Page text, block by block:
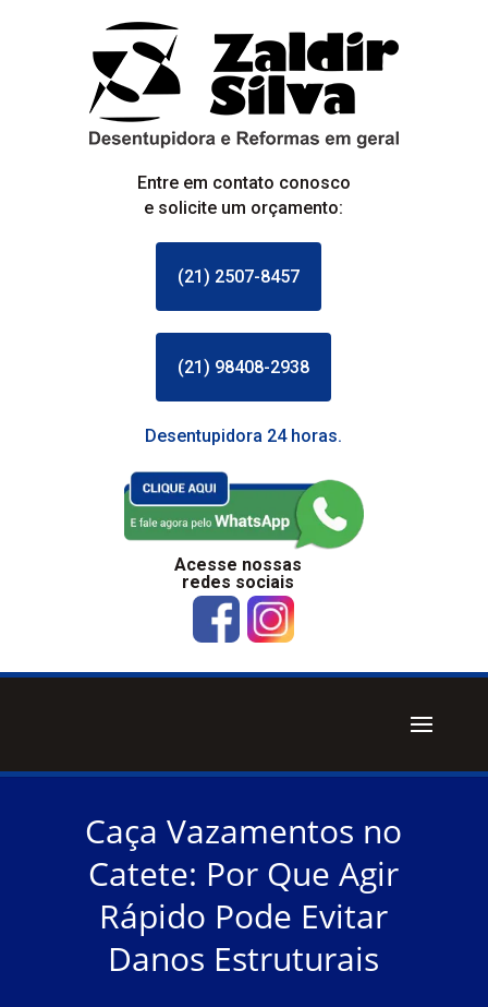
Entre em contato conosco
e solicite um orçamento:
(21) 2507-8457
(21) 98408-2938
Desentupidora 24 horas.
Acesse nossas
redes sociais
Caça Vazamentos no
Catete: Por Que Agir
Rápido Pode Evitar
Danos Estruturais